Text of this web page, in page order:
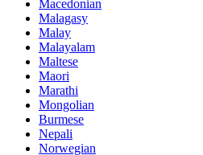
Macedonian
Malagasy
Malay
Malayalam
Maltese
Maori
Marathi
Mongolian
Burmese
Nepali
Norwegian